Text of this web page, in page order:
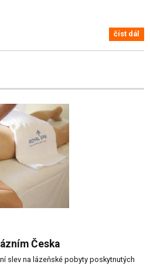
číst dál
Česka
slev na lázeňské pobyty poskytnutých